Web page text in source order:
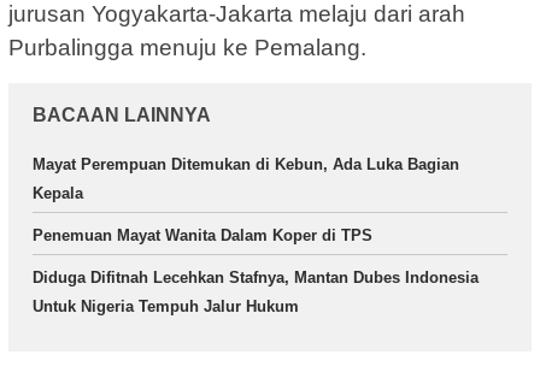
jurusan Yogyakarta-Jakarta melaju dari arah
Purbalingga menuju ke Pemalang.
BACAAN LAINNYA
Mayat Perempuan Ditemukan di Kebun, Ada Luka Bagian
Kepala
Penemuan Mayat Wanita Dalam Koper di TPS
Diduga Difitnah Lecehkan Stafnya, Mantan Dubes Indonesia
Untuk Nigeria Tempuh Jalur Hukum